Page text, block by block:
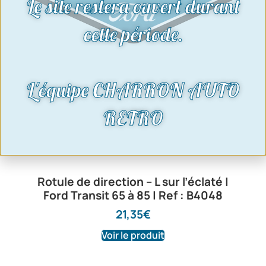
Rotule de direction – L sur l’éclaté |
Ford Transit 65 à 85 | Ref : B4048
21,35€
Voir le produit
Le site restera ouvert durant
cette période.
L'équipe CHARRON AUTO
RETRO